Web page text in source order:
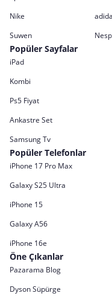
Nike
Suwen
Popüler Sayfalar
iPad
Kombi
Ps5 Fiyat
Ankastre Set
Samsung Tv
Popüler Telefonlar
iPhone 17 Pro Max
Galaxy S25 Ultra
iPhone 15
Galaxy A56
iPhone 16e
Öne Çıkanlar
Pazarama Blog
Dyson Süpürge